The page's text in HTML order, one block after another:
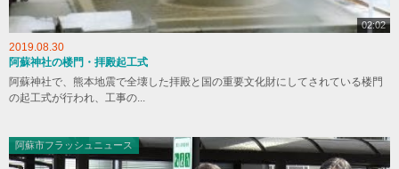
02:02
2019.08.30
阿蘇神社の楼門・拝殿起工式
阿蘇神社で、熊本地震で全壊した拝殿と国の重要文化財にしてされている楼門
の起工式が行われ、工事の...
阿蘇市フラッシュニュース